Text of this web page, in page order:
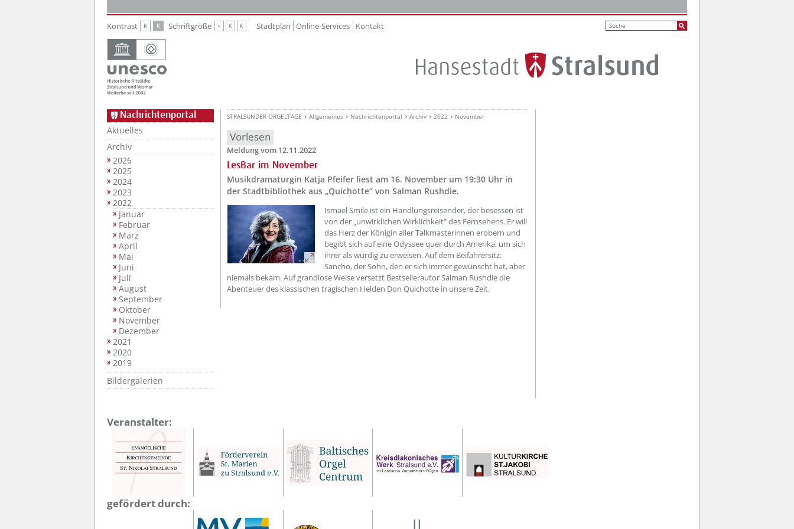
Kontrast K K Schriftgröße K K K Stadtplan Online-Services Kontakt
Nachrichtenportal
Aktuelles
Archiv
2026
2025
2024
2023
2022
Januar
Februar
März
April
Mai
Juni
Juli
August
September
Oktober
November
Dezember
2021
2020
2019
Bildergalerien
STRALSUNDER ORGELTAGE Allgemeines Nachrichtenportal Archiv 2022 November
Vorlesen
Meldung vom 12.11.2022
LesBar im November
Musikdramaturgin Katja Pfeifer liest am 16. November um 19:30 Uhr in
der Stadtbibliothek aus „Quichotte“ von Salman Rushdie.
??? absaetzeOben[1]/titel ???
Ismael Smile ist ein Handlungsreisender, der besessen ist
von der „unwirklichen Wirklichkeit“ des Fernsehens. Er will
das Herz der Königin aller Talkmasterinnen erobern und
begibt sich auf eine Odyssee quer durch Amerika, um sich
ihrer als würdig zu erweisen. Auf dem Beifahrersitz:
Sancho, der Sohn, den er sich immer gewünscht hat, aber
niemals bekam. Auf grandiose Weise versetzt Bestsellerautor Salman Rushdie die
Abenteuer des klassischen tragischen Helden Don Quichotte in unsere Zeit.
Veranstalter:
gefördert durch: